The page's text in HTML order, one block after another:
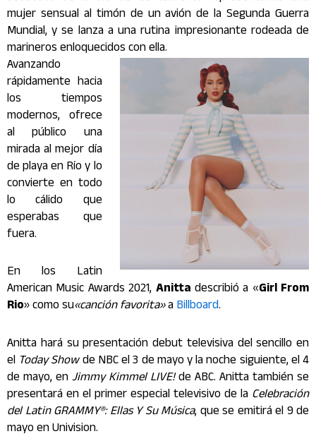
mujer sensual al timón de un avión de la Segunda Guerra
Mundial, y se lanza a una rutina impresionante rodeada de
marineros enloquecidos con ella.
Avanzando
rápidamente hacia
los tiempos
modernos, ofrece
al público una
mirada al mejor día
de playa en Río y lo
convierte en todo
lo cálido que
esperabas que
fuera.
En los Latin
American Music Awards 2021, Anitta describió a «Girl From
Rio» como su«canción favorita»aBillboard.
Anitta hará su presentación debut televisiva del sencillo en
el Today Showde NBC el 3 de mayo y la noche siguiente, el 4
de mayo, enJimmy Kimmel LIVE!de ABC. Anitta también se
presentará en el primer especial televisivo de la Celebración
del Latin GRAMMY®: Ellas Y Su Música, que se emitirá el 9 de
mayo en Univision.